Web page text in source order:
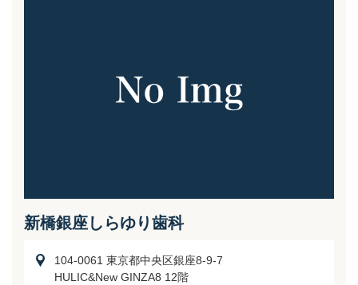
新橋銀座しらゆり歯科
104-0061 東京都中央区銀座8-9-7
HULIC&New GINZA8 12階